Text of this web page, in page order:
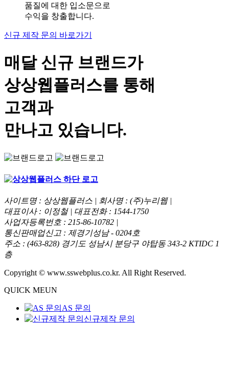
품질에 대한 입소문으로
수익을 창출합니다.
신규 제작 문의 바로가기
매달 신규 브랜드가
상상웹플러스를 통해
고객과
만나고 있습니다.
사이트명 : 상상웹플러스 | 회사명 : (주)누리웹 |
대표이사 : 이정철 | 대표전화 : 1544-1750
사업자등록번호 : 215-86-10782 |
통신판매업신고 : 제경기성남 - 0204호
주소 : (463-828) 경기도 성남시 분당구 야탑동 343-2 KTIDC 1
층
Copyright © www.sswebplus.co.kr. All Right Reserved.
QUICK MEUN
AS 문의
신규제작 문의